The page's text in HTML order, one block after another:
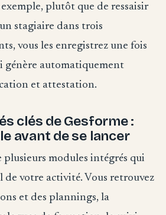
plutôt que de ressaisir
stagiaire dans trois
vous les enregistrez une fois
génère automatiquement
et attestation.
clés de Gesforme :
avant de se lancer
modules intégrés qui
de votre activité. Vous retrouvez
et des plannings, la